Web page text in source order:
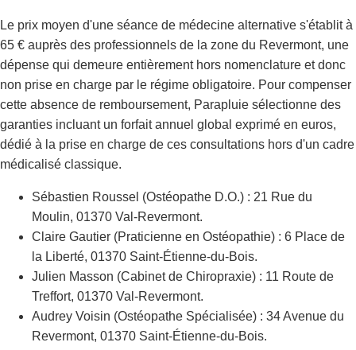
Le prix moyen d'une séance de médecine alternative s'établit à
65 € auprès des professionnels de la zone du Revermont, une
dépense qui demeure entièrement hors nomenclature et donc
non prise en charge par le régime obligatoire. Pour compenser
cette absence de remboursement, Parapluie sélectionne des
garanties incluant un forfait annuel global exprimé en euros,
dédié à la prise en charge de ces consultations hors d'un cadre
médicalisé classique.
Sébastien Roussel (Ostéopathe D.O.) : 21 Rue du
Moulin, 01370 Val-Revermont.
Claire Gautier (Praticienne en Ostéopathie) : 6 Place de
la Liberté, 01370 Saint-Étienne-du-Bois.
Julien Masson (Cabinet de Chiropraxie) : 11 Route de
Treffort, 01370 Val-Revermont.
Audrey Voisin (Ostéopathe Spécialisée) : 34 Avenue du
Revermont, 01370 Saint-Étienne-du-Bois.